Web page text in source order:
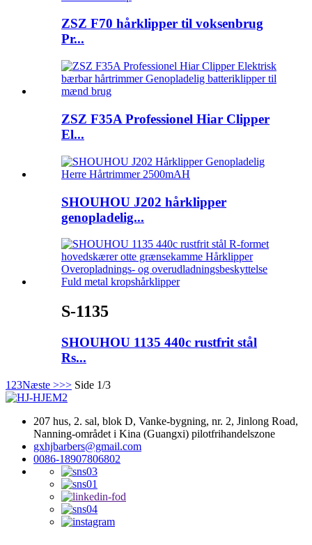
ZSZ F70 hårklipper til voksenbrug
Pr...
ZSZ F35A Professionel Hiar Clipper
El...
SHOUHOU J202 hårklipper
genopladelig...
S-1135
SHOUHOU 1135 440c rustfrit stål
Rs...
1 23Næste >>> Side 1/3
207 hus, 2. sal, blok D, Vanke-bygning, nr. 2, Jinlong Road,
Nanning-området i Kina (Guangxi) pilotfrihandelszone
gxhjbarbers@gmail.com
0086-18907806802